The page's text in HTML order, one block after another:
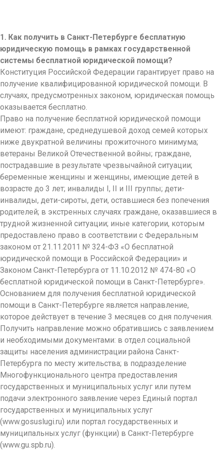
1. Как получить в Санкт-Петербурге бесплатную
юридическую помощь в рамках государственной
системы бесплатной юридической помощи?
Конституция Российской Федерации гарантирует право на
получение квалифицированной юридической помощи. В
случаях, предусмотренных законом, юридическая помощь
оказывается бесплатно.
Право на получение бесплатной юридической помощи
имеют: граждане, среднедушевой доход семей которых
ниже двукратной величины прожиточного минимума;
ветераны Великой Отечественной войны; граждане,
пострадавшие в результате чрезвычайной ситуации;
беременные женщины и женщины, имеющие детей в
возрасте до 3 лет; инвалиды I, II и III группы; дети-
инвалиды, дети-сироты, дети, оставшиеся без попечения
родителей; в экстренных случаях граждане, оказавшиеся в
трудной жизненной ситуации; иные категории, которым
предоставлено право в соответствии с Федеральным
законом от 21.11.2011 № 324-ФЗ «О бесплатной
юридической помощи в Российской Федерации» и
Законом Санкт-Петербурга от 11.10.2012 № 474-80 «О
бесплатной юридической помощи в Санкт-Петербурге».
Основанием для получения бесплатной юридической
помощи в Санкт-Петербурге является направление,
которое действует в течение 3 месяцев со дня получения.
Получить направление можно обратившись с заявлением
и необходимыми документами: в отдел социальной
защиты населения администрации района Санкт-
Петербурга по месту жительства; в подразделение
Многофункционального центра предоставления
государственных и муниципальных услуг или путем
подачи электронного заявление через Единый портал
государственных и муниципальных услуг
(www.gosuslugi.ru) или портал государственных и
муниципальных услуг (функции) в Санкт-Петербурге
(www.gu.spb.ru).